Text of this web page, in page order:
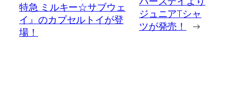
特急 ミルキー☆サブウェ
イ』のカプセルトイが登
場！
ジュニアTシャ
ツが発売！
→